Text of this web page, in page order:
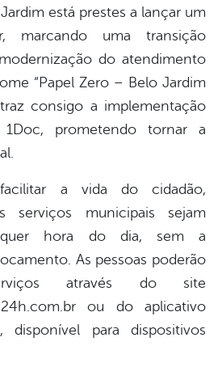
está prestes a lançar um
marcando uma transição
do atendimento
“Papel Zero – Belo Jardim
consigo a implementação
prometendo tornar a
a vida do cidadão,
serviços municipais sejam
hora do dia, sem a
As pessoas poderão
através do site
ou do aplicativo
disponível para dispositivos